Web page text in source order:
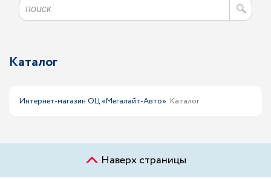
Каталог
Интернет-магазин ОЦ «Мегалайт-Авто» Каталог
Наверх страницы